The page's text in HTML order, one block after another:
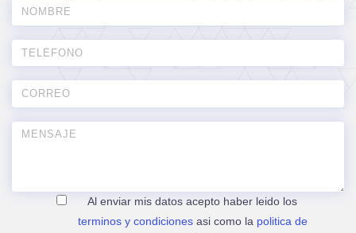
Al enviar mis datos acepto haber leido los
terminos y condicionesasi como la politica de